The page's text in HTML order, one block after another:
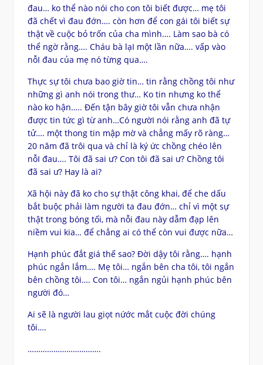
đau… ko thể nào nói cho con tôi biết được… mẹ tôi
đã chết vì đau đớn…. còn hơn để con gái tôi biết sự
thật về cuộc bỏ trốn của cha mình…. Làm sao bà có
thể ngờ rằng…. Cháu bà lạI một lần nữa…. vấp vào
nỗI đau của mẹ nó từng qua….
Thực sự tôi chưa bao giờ tin… tin rằng chồng tôi như
những gì anh nói trong thư… Ko tin nhưng ko thể
nào ko hận….. Đến tận bây giờ tôi vẫn chưa nhận
được tin tức gì từ anh…Có ngườI nói rằng anh đã tự
tử…. một thong tin mập mờ và chẳng mấy rõ ràng…
20 năm đã trôi qua và chỉ là ký ức chồng chéo lên
nỗI đau…. Tôi đã sai ư? Con tôi đã sai ư? Chồng tôi
đã sai ư? Hay là ai?
Xã hội này đã ko cho sự thật công khai, để che dấu
bắt buộc phải làm người ta đau đớn… chỉ vì một sự
thật trong bóng tối, mà nỗi đau này dẫm đạp lên
niềm vui kia… để chẳng ai có thể còn vui được nữa…
Hạnh phúc đắt giá thế sao? Đời dậy tôi rằng…. hạnh
phúc ngắn lắm…. Mẹ tôi… ngắn bên cha tôi, tôi ngắn
bên chồng tôi…. Con tôi… ngắn ngủi hạnh phúc bên
người đó…
Ai sẽ là người lau giọt nứớc mắt cuộc đời chúng
tôi….
…………………………….